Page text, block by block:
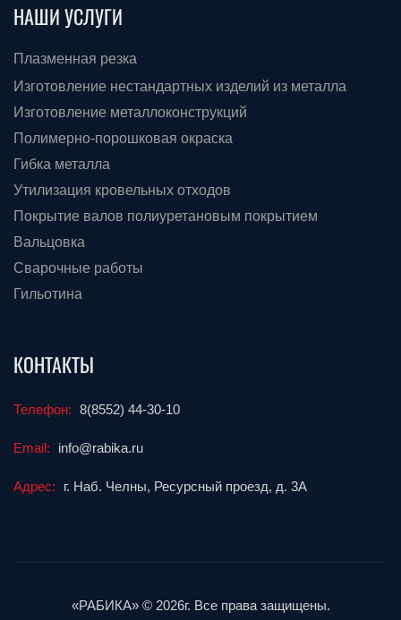
НАШИ УСЛУГИ
Плазменная резка
Изготовление нестандартных изделий из металла
Изготовление металлоконструкций
Полимерно-порошковая окраска
Гибка металла
Утилизация кровельных отходов
Покрытие валов полиуретановым покрытием
Вальцовка
Сварочные работы
Гильотина
КОНТАКТЫ
Телефон: 8(8552) 44-30-10
Email: info@rabika.ru
Адрес: г. Наб. Челны, Ресурсный проезд, д. 3А
«РАБИКА» © 2026г. Все права защищены.